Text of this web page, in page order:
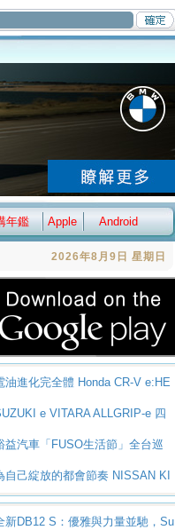
年鑑 Apple Android
2026年8月9日 星期日
油進化完全體 Honda CR-V e:HE
e VITARA ALLGRIP-e 四
電新詮釋
益汽車「FUSO生活節」全台巡
活體驗、交通安全與購車優惠
自己綻放的都會節奏 NISSAN KI
品味獨具層峰買家打造的頂級座
新DB12 S：優雅與力量並馳，Su